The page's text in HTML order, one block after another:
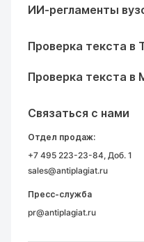
ИИ-регламенты
Проверка текста в
Проверка текста в
Связаться с нами
Отдел продаж:
+7 495 223-23-84, Доб. 1
sales@antiplagiat.ru
Пресс-служба
pr@antiplagiat.ru